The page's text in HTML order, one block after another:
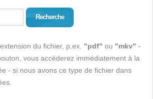
Recherche
du fichier, p.ex. "pdf" ou "mkv" -
vous accéderez immédiatement à la
- si nous avons ce type de fichier dans